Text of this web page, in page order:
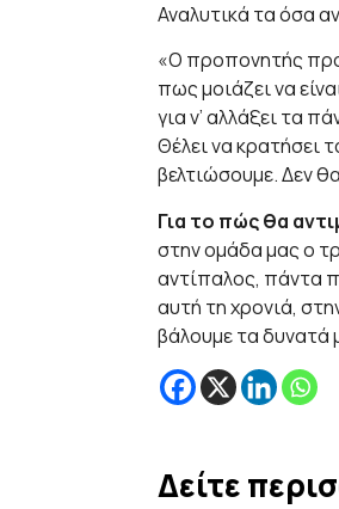
Αναλυτικά τα όσα
«O προπονητής
πως μοιάζει να
για ν’ αλλάξει τα
Θέλει να κρατήσει
βελτιώσουμε. Δεν
Για το πώς θα
στην ομάδα μας ο
αντίπαλος, πάντα
αυτή τη χρονιά,
βάλουμε τα δυνατά
Δείτε